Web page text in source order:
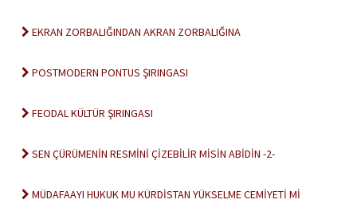
EKRAN ZORBALIĞINDAN AKRAN ZORBALIĞINA
POSTMODERN PONTUS ŞIRINGASI
FEODAL KÜLTÜR ŞIRINGASI
SEN ÇÜRÜMENİN RESMİNİ ÇİZEBİLİR MİSİN ABİDİN -2-
MÜDAFAAYI HUKUK MU KÜRDİSTAN YÜKSELME CEMİYETİ Mİ